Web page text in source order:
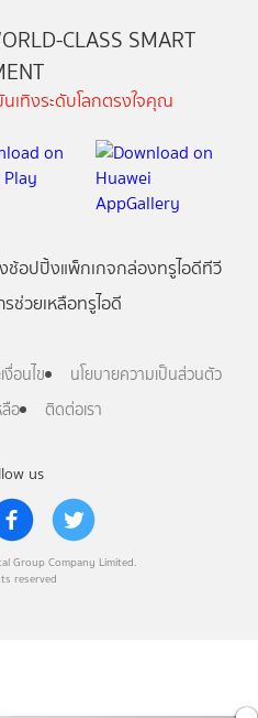
us
Group Company Limited.
reserved
CLASS SMART
เทิงระดับโลกตรงใจคุณ
ช้อปปิ้งแพ็กเกจกล่องทรูไอดีทีวี
ช่วยเหลือทรูไอดี
งื่อนไข
นโยบายความเป็นส่วนตัว
อ
ติดต่อเรา